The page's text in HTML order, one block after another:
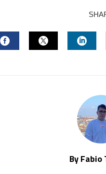
By Fabio